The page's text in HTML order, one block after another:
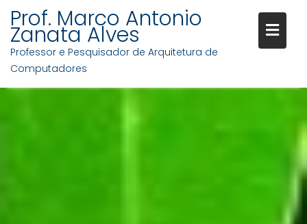
Prof. Marco Antonio
Zanata Alves
Professor e Pesquisador de Arquitetura de
Computadores